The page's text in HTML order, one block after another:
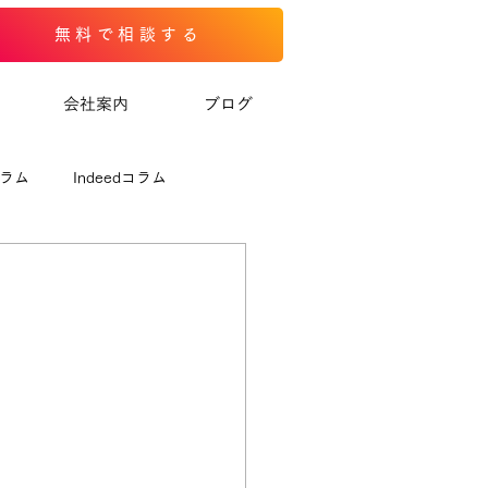
無料で相談する
会社案内 ブログ
ム Indeedコラム